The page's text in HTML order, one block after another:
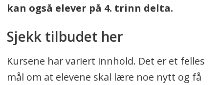
kan også elever på 4. trinn delta.
Sjekk tilbudet her
Kursene har variert innhold. Det er et felles
mål om at elevene skal lære noe nytt og få